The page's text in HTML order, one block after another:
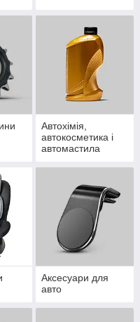
Автохімія,
автокосметика і
автомастила
Аксесуари для
авто